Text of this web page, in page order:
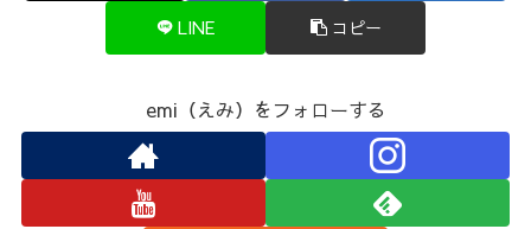
LINE コピー
emi（えみ）をフォローする